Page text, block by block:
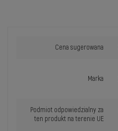
Cena sugerowana
Marka
Podmiot odpowiedzialny za
ten produkt na terenie UE